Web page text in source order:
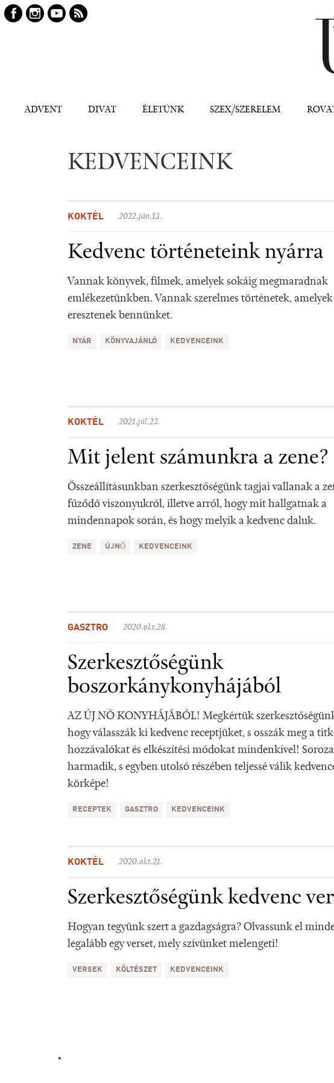
ADVENT DIVAT ÉLETÜNK SZEX/SZERELEM
KEDVENCEINK
KOKTÉL 2022.jún.13.
Kedvenc történeteink nyárra
Vannak könyvek, filmek, amelyek sokáig megmaradnak
emlékezetünkben. Vannak szerelmes történetek,
eresztenek bennünket.
NYÁR KÖNYVAJÁNLÓ KEDVENCEINK
KOKTÉL 2021.júl.23.
Mit jelent számunkra a zene?
Összeállításunkban szerkesztőségünk tagjai vallanak a
fűződő viszonyukról, illetve arról, hogy mit hallgatnak a
mindennapok során, és hogy melyik a kedvenc daluk.
ZENE ÚJNŐ KEDVENCEINK
GASZTRO 2020.okt.28.
Szerkesztőségünk
boszorkánykonyhájából
AZ ÚJ NŐ KONYHÁJÁBÓL! Megkértük
hogy válasszák ki kedvenc receptjüket, s osszák meg a
hozzávalókat és elkészítési módokat mindenkivel!
harmadik, s egyben utolsó részében teljessé válik
körképe!
RECEPTEK GASZTRO KEDVENCEINK
KOKTÉL 2020.okt.21.
Szerkesztőségünk kedvenc
Hogyan tegyünk szert a gazdagságra? Olvassunk el
legalább egy verset, mely szívünket melengeti!
VERSEK KÖLTÉSZET KEDVENCEINK